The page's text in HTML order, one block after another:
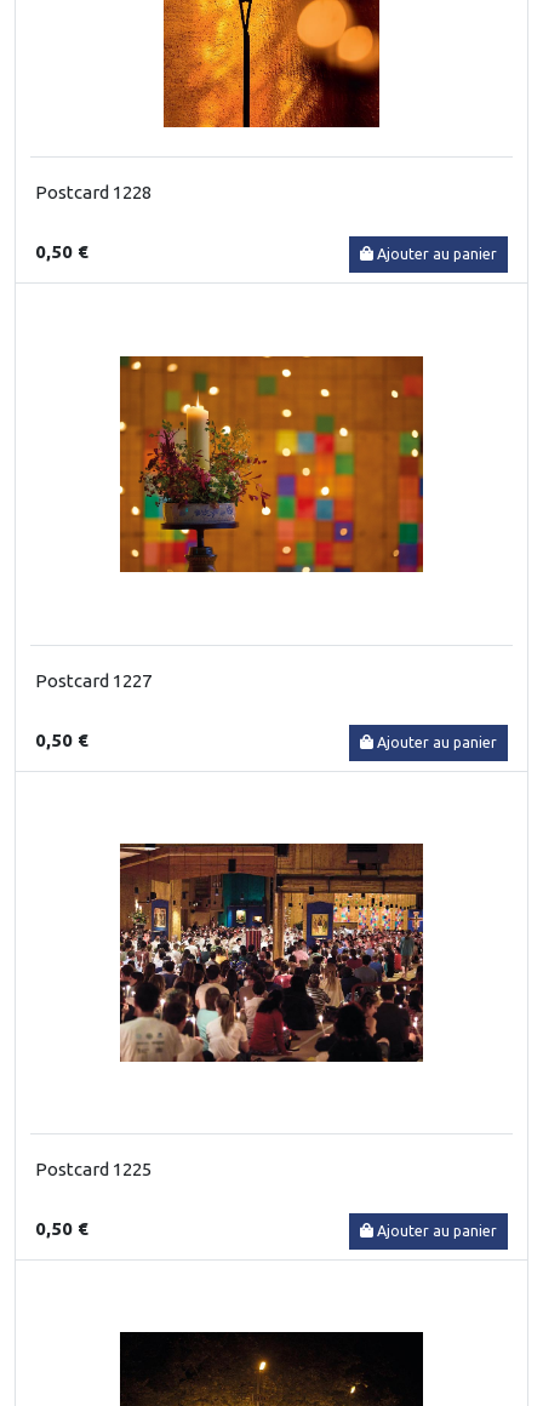
Postcard 1228
0,50 € Ajouter au panier
Postcard 1227
0,50 € Ajouter au panier
Postcard 1225
0,50 € Ajouter au panier